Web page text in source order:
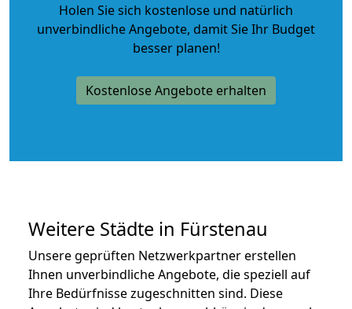
Holen Sie sich kostenlose und natürlich
unverbindliche Angebote, damit Sie Ihr Budget
besser planen!
Kostenlose Angebote erhalten
Weitere Städte in Fürstenau
Unsere geprüften Netzwerkpartner erstellen
Ihnen unverbindliche Angebote, die speziell auf
Ihre Bedürfnisse zugeschnitten sind. Diese